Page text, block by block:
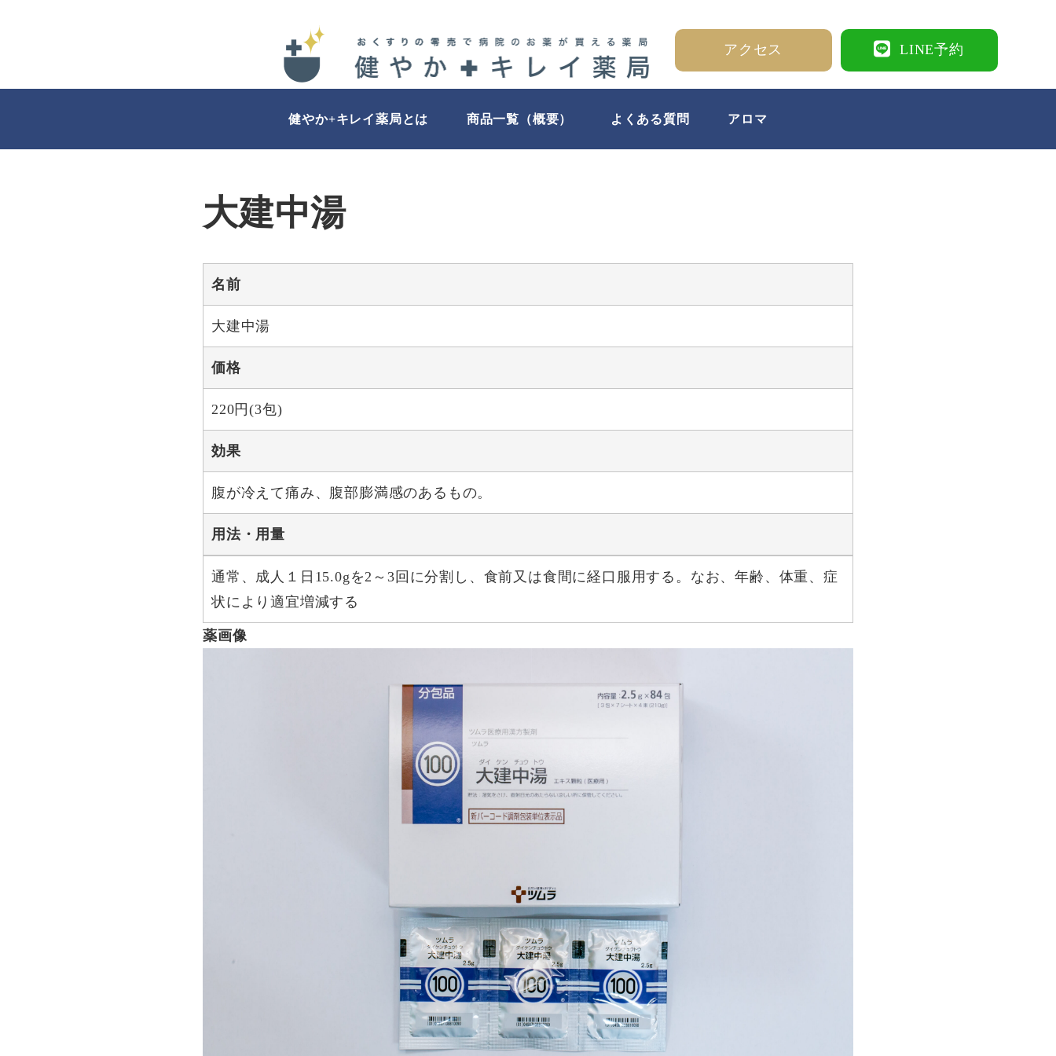
アクセス LINE予約
健やか+キレイ薬局とは 商品一覧（概要） よくある質問 アロマ
大建中湯
名前
大建中湯
価格
220円(3包)
効果
腹が冷えて痛み、腹部膨満感のあるもの。
用法・用量
通常、成人１日15.0gを2～3回に分割し、食前又は食間に経口服用する。なお、年齢、体重、症
状により適宜増減する
薬画像